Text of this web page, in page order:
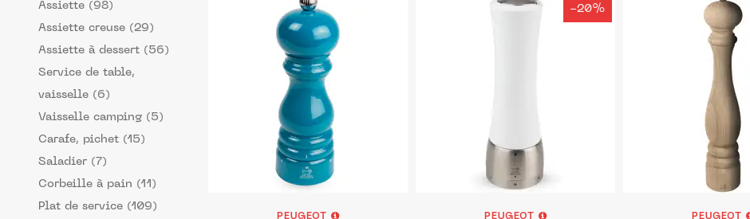
Assiette (98)
Assiette creuse (29)
Assiette à dessert (56)
Service de table,
vaisselle (6)
Vaisselle camping (5)
Carafe, pichet (15)
Saladier (7)
Corbeille à pain (11)
Plat de service (109)
PEUGEOT
-20%
PEUGEOT PEUGEOT